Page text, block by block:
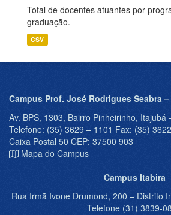
Total de docentes atuantes por
graduação.
CSV
Campus Prof. José Rodrigues Seabra –
Av. BPS, 1303, Bairro Pinheirinho, Itajubá
Telefone: (35) 3629 – 1101 Fax: (35)
Caixa Postal 50 CEP: 37500 903
Mapa do Campus
Campus Itabira
Rua Irmã Ivone Drumond, 200 – Distrito
Telefone (31) 3839-